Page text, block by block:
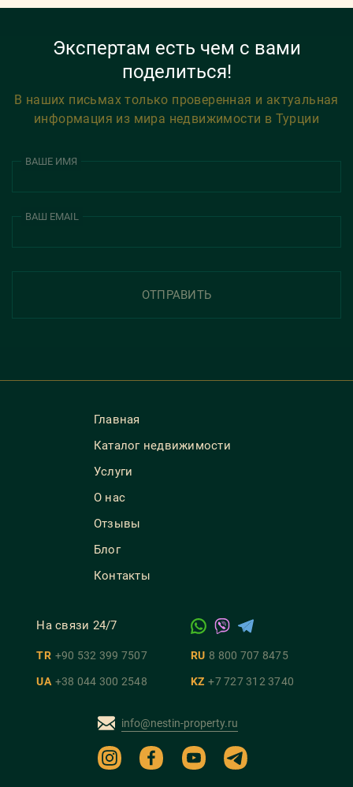
Экспертам есть чем с вами
поделиться!
В наших письмах только проверенная и актуальная
информация из мира недвижимости в Турции
ВАШЕ ИМЯ
ВАШ EMAIL
ОТПРАВИТЬ
Главная
Каталог недвижимости
Услуги
О нас
Отзывы
Блог
Контакты
На связи 24/7
TR +90 532 399 7507 RU 8 800 707 8475
UA +38 044 300 2548 KZ +7 727 312 3740
info@nestin-property.ru